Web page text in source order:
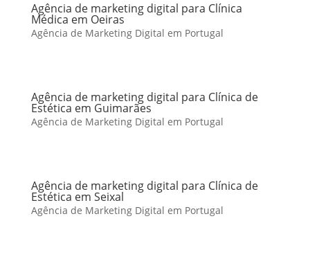
Agência de marketing digital para Clínica
Médica em Oeiras
Agência de Marketing Digital em Portugal
Agência de marketing digital para Clínica de
Estética em Guimarães
Agência de Marketing Digital em Portugal
Agência de marketing digital para Clínica de
Estética em Seixal
Agência de Marketing Digital em Portugal